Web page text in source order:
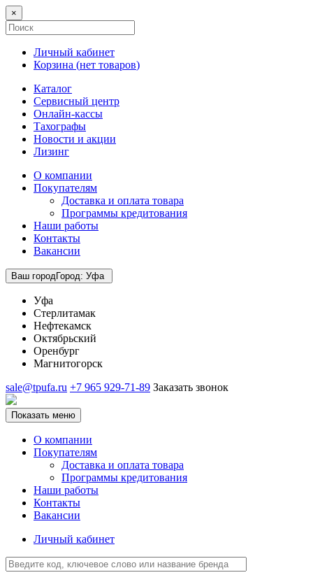
×
Личный кабинет
Корзина (нет товаров)
Каталог
Сервисный центр
Онлайн-кассы
Тахографы
Новости и акции
Лизинг
О компании
Покупателям
Доставка и оплата товара
Программы кредитования
Наши работы
Контакты
Вакансии
Ваш городГород: Уфа
Уфа
Стерлитамак
Нефтекамск
Октябрьский
Оренбург
Магнитогорск
sale@tpufa.ru +7 965 929-71-89 Заказать звонок
Показать меню
О компании
Покупателям
Доставка и оплата товара
Программы кредитования
Наши работы
Контакты
Вакансии
Личный кабинет